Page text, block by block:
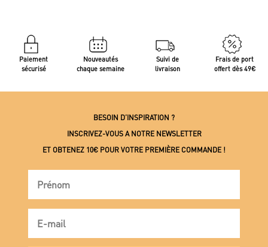
Paiement
sécurisé
Nouveautés
chaque semaine
Suivi de
livraison
Frais de port
offert dès 49€
BESOIN D’INSPIRATION ?
INSCRIVEZ-VOUS A NOTRE NEWSLETTER
ET OBTENEZ 10€ POUR VOTRE PREMIÈRE COMMANDE !